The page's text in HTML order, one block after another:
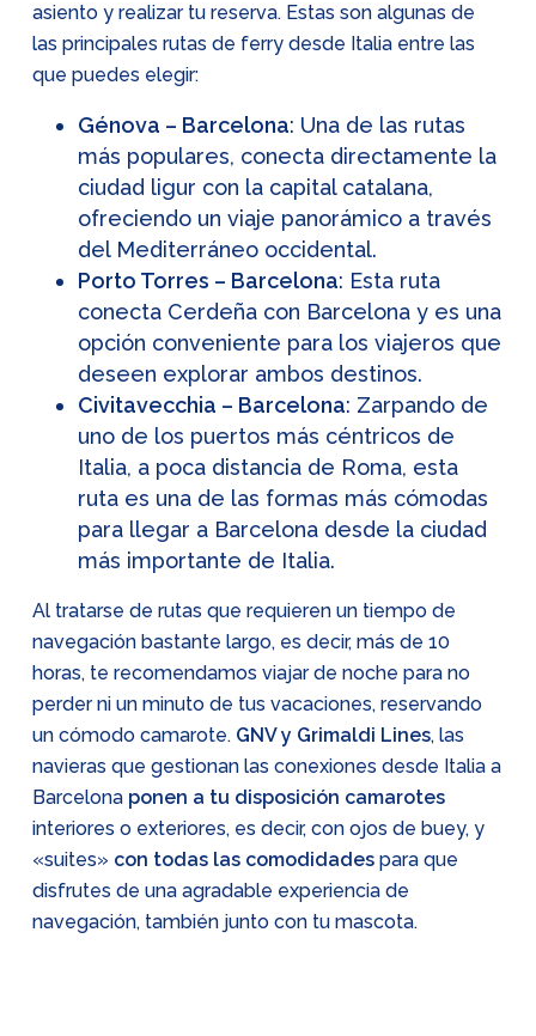
asiento y realizar tu reserva. Estas son algunas de
las principales rutas de ferry desde Italia entre las
que puedes elegir:
Génova – Barcelona: Una de las rutas
más populares, conecta directamente la
ciudad ligur con la capital catalana,
ofreciendo un viaje panorámico a través
del Mediterráneo occidental.
Porto Torres – Barcelona: Esta ruta
conecta Cerdeña con Barcelona y es una
opción conveniente para los viajeros que
deseen explorar ambos destinos.
Civitavecchia – Barcelona: Zarpando de
uno de los puertos más céntricos de
Italia, a poca distancia de Roma, esta
ruta es una de las formas más cómodas
para llegar a Barcelona desde la ciudad
más importante de Italia.
Al tratarse de rutas que requieren un tiempo de
navegación bastante largo, es decir, más de 10
horas, te recomendamos viajar de noche para no
perder ni un minuto de tus vacaciones, reservando
un cómodo camarote. GNV y Grimaldi Lines, las
navieras que gestionan las conexiones desde Italia a
Barcelona ponen a tu disposición camarotes
interiores o exteriores, es decir, con ojos de buey, y
«suites» con todas las comodidades para que
disfrutes de una agradable experiencia de
navegación, también junto con tu mascota.